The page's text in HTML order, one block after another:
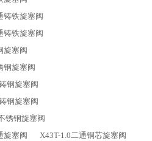
铸铁旋塞阀
铸铁旋塞阀
旋塞阀
钢旋塞阀
钢旋塞阀
钢旋塞阀
锈钢旋塞阀
旋塞阀
X43T-1.0二通铜芯旋塞阀